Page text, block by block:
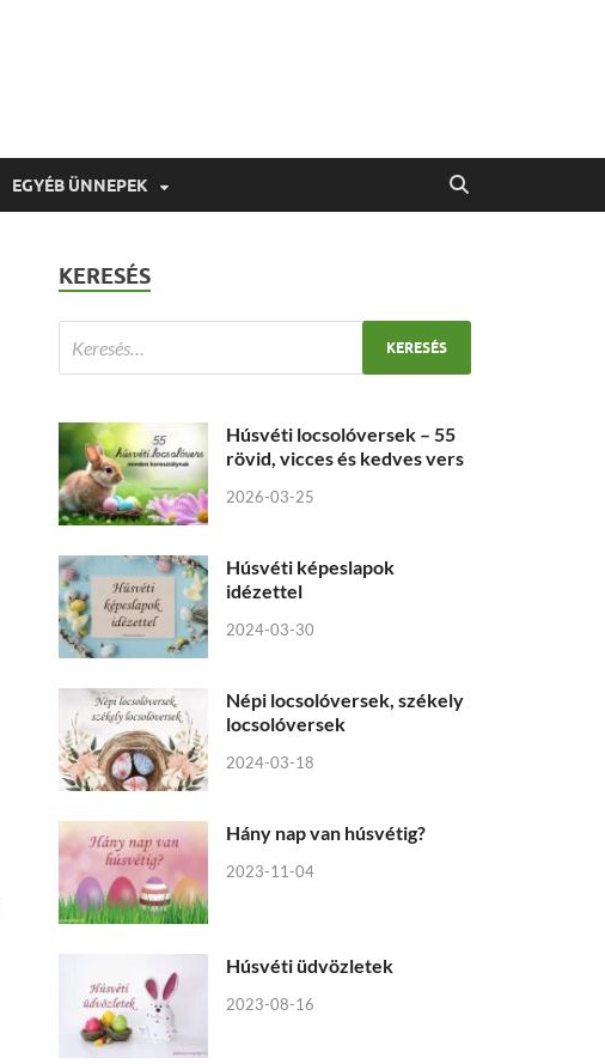
EGYÉB ÜNNEPEK
KERESÉS
Húsvéti locsolóversek – 55
rövid, vicces és kedves vers
2026-03-25
Húsvéti képeslapok
idézettel
2024-03-30
Népi locsolóversek, székely
locsolóversek
2024-03-18
Hány nap van húsvétig?
2023-11-04
Húsvéti üdvözletek
2023-08-16